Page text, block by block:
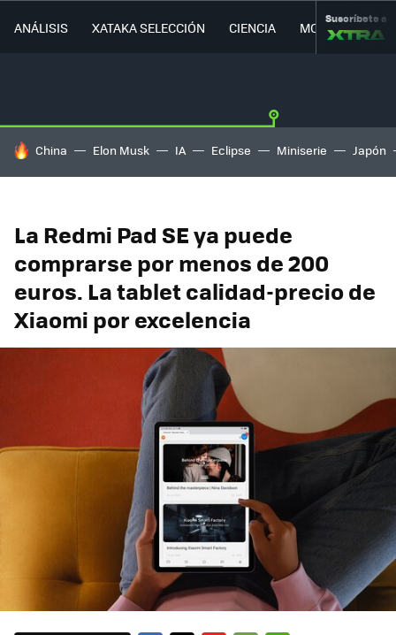
ANÁLISIS XATAKA SELECCIÓN CIENCIA MOVILIDAD
Suscríbete a
HOY SE HABLA DE
China Elon Musk IA Eclipse Miniserie Japón
La Redmi Pad SE ya puede
comprarse por menos de 200
euros. La tablet calidad-precio de
Xiaomi por excelencia